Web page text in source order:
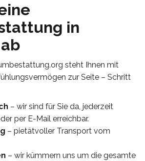
in
steht Ihnen mit
zur Seite – Schritt
– wir sind für Sie da, jederzeit
per E-Mail erreichbar.
– pietätvoller Transport vom
– wir kümmern uns um die gesamte